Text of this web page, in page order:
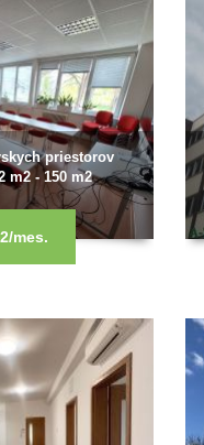
priestorov
m2 - 150 m2
mes.